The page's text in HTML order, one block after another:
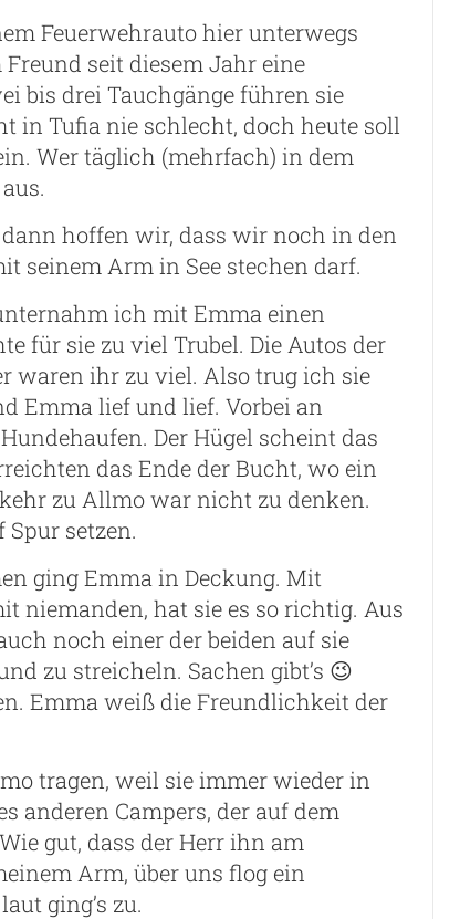
Feuerwehrauto hier unterwegs
seit diesem Jahr eine
bis drei Tauchgänge führen sie
in Tufia nie schlecht, doch heute soll
Wer täglich (mehrfach) in dem
hoffen wir, dass wir noch in den
seinem Arm in See stechen darf.
ich mit Emma einen
für sie zu viel Trubel. Die Autos der
waren ihr zu viel. Also trug ich sie
Emma lief und lief. Vorbei an
Der Hügel scheint das
das Ende der Bucht, wo ein
zu Allmo war nicht zu denken.
setzen.
ging Emma in Deckung. Mit
niemanden, hat sie es so richtig. Aus
noch einer der beiden auf sie
zu streicheln. Sachen gibt’s 😉
Emma weiß die Freundlichkeit der
tragen, weil sie immer wieder in
anderen Campers, der auf dem
gut, dass der Herr ihn am
Arm, über uns flog ein
ging’s zu.